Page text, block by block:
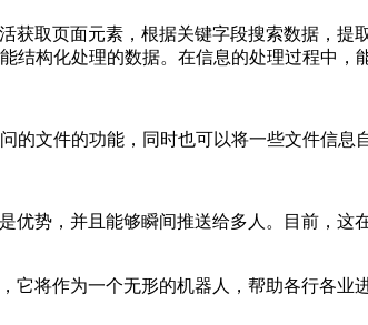
获取页面元素，根据关键字段搜索数据，
结构化处理的数据。在信息的处理过程中，
的文件的功能，同时也可以将一些文件信息
优势，并且能够瞬间推送给多人。目前，
它将作为一个无形的机器人，帮助各行各